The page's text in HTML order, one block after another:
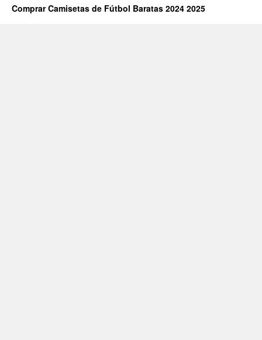
Comprar Camisetas de Fútbol Baratas 2024 2025